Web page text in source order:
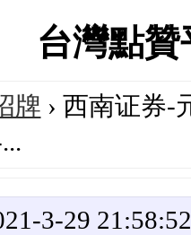
台灣點
牌 › 西南证券-
3-29 21:58:52